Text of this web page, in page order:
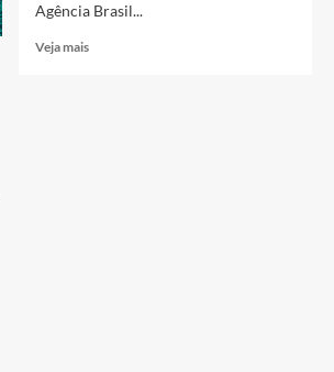
Agência Brasil...
Veja maisRead